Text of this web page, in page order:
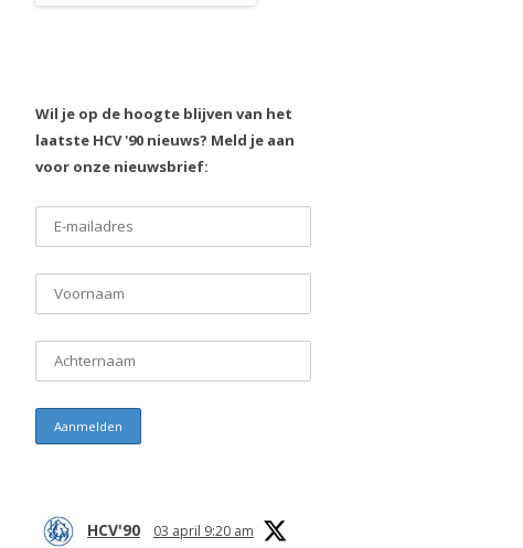
Wil je op de hoogte blijven van het
laatste HCV '90 nieuws? Meld je aan
voor onze nieuwsbrief:
HCV'90 03 april 9:20 am